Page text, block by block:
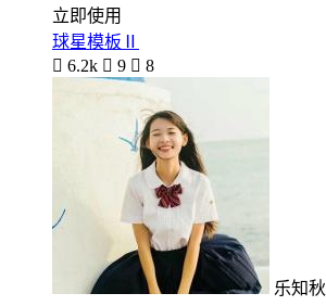
立即使用
球星模板Ⅱ
 6.2k  9  8
乐知秋